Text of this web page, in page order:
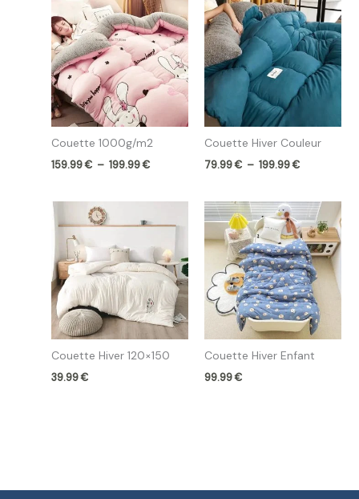
Couette 1000g/m2
159.99€ – 199.99€
de
prix :
159.99 €
à
199.99 €
Couette Hiver Couleur
79.99€ – 199.99€
de
prix :
79.99 €
à
199.99 €
Couette Hiver 120×150
39.99€
Couette Hiver Enfant
99.99€